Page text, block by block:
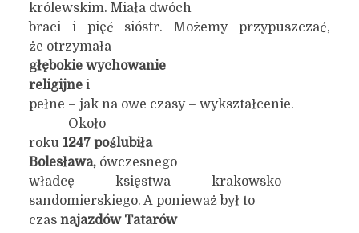
królewskim. Miała dwóch
braci i pięć sióstr. Możemy przypuszczać,
że otrzymała
głębokie wychowanie
religijne i
pełne – jak na owe czasy – wykształcenie.
Około
roku 1247 poślubiła
Bolesława,ówczesnego
władcę księstwa krakowsko –
sandomierskiego. A ponieważ był to
czas najazdów Tatarów